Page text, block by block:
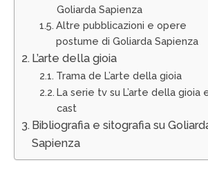
Goliarda Sapienza
Altre pubblicazioni e opere
postume di Goliarda Sapienza
L’arte della gioia
Trama de L’arte della gioia
La serie tv su L’arte della gioia
cast
Bibliografia e sitografia su
Sapienza